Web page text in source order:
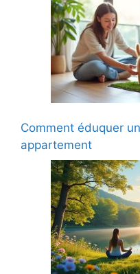
Comment éduquer
appartement